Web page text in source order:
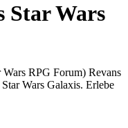
Star Wars
RPG Forum) Revans
Wars Galaxis. Erlebe